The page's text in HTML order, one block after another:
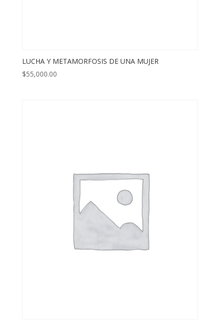
LUCHA Y METAMORFOSIS DE UNA MUJER
$55,000.00